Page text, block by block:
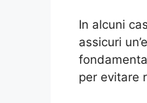
In alcuni
assicuri
per evitare